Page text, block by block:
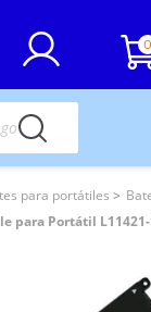
0
para portátiles
para Portátil L11421-